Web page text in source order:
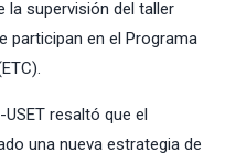
la supervisión del taller
participan en el Programa
resaltó que el
una nueva estrategia de